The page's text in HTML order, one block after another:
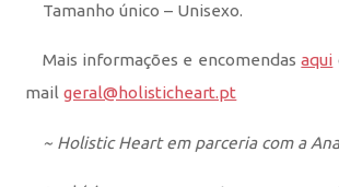
Tamanho único – Unisexo.
Mais informações e encomendasaqui
mailgeral@holisticheart.pt
~ Holistic Heart em parceria com a